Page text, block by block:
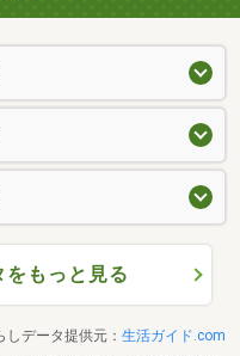
もっと見る
しデータ提供元： 生活ガイド.com